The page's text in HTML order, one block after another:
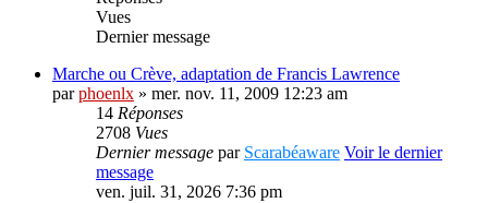
Vues
Dernier message
Marche ou Crève, adaptation de Francis Lawrence
parphoenlx » mer. nov. 11, 2009 12:23 am
14 Réponses
2708 Vues
Dernier message par Scarabéaware Voir le dernier
message
ven. juil. 31, 2026 7:36 pm